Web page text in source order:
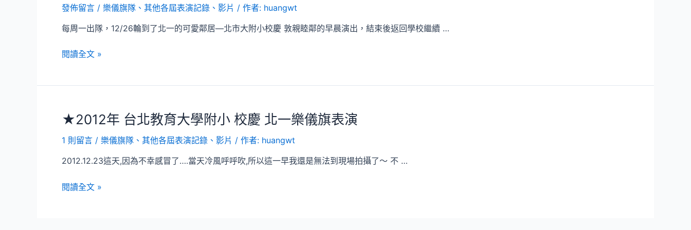
發佈留言 / 樂儀旗隊 、 其他各屆表演記錄、影片 / 作者: huangwt
每周一出隊，12/26輪到了北一的可愛鄰居—北市大附小校慶 敦親睦鄰的早晨演出，結束後返回學校繼續 …
2015
附
校
慶
演
閱讀全文 »
★2012年 台北教育大學附小 校慶 北一樂儀旗表演
1 則留言 / 樂儀旗隊 、 其他各屆表演記錄、影片 / 作者: huangwt
2012.12.23這天,因為不幸感冒了….當天冷風呼呼吹,所以這一早我還是無法到現場拍攝了～ 不 …
★2012
閱讀全文 »